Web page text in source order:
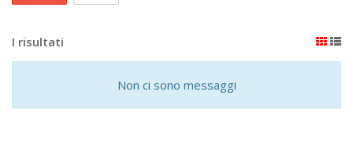
I risultati
Non ci sono messaggi